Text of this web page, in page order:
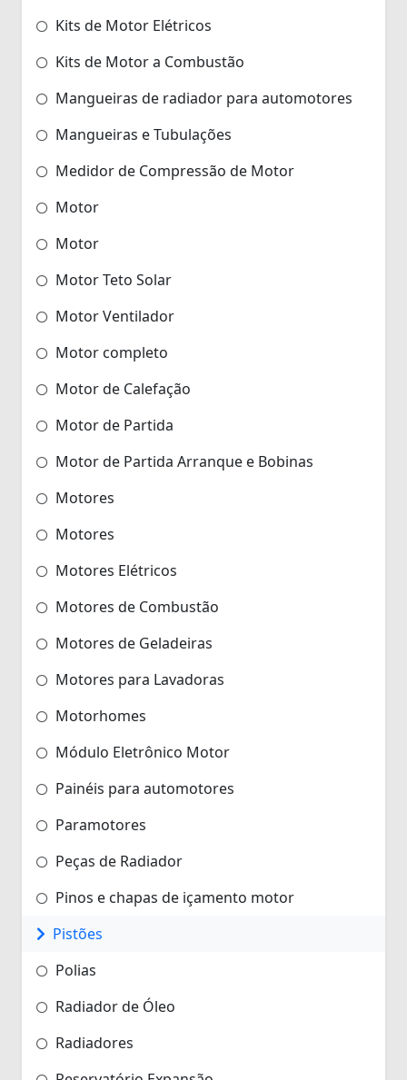
Kits de Motor Elétricos
Kits de Motor a Combustão
Mangueiras de radiador para automotores
Mangueiras e Tubulações
Medidor de Compressão de Motor
Motor
Motor
Motor Teto Solar
Motor Ventilador
Motor completo
Motor de Calefação
Motor de Partida
Motor de Partida Arranque e Bobinas
Motores
Motores
Motores Elétricos
Motores de Combustão
Motores de Geladeiras
Motores para Lavadoras
Motorhomes
Módulo Eletrônico Motor
Painéis para automotores
Paramotores
Peças de Radiador
Pinos e chapas de içamento motor
Pistões
Polias
Radiador de Óleo
Radiadores